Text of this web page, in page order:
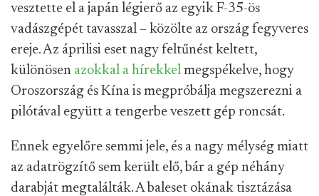
vesztette el a japán légierő az egyik F-35-ös
vadászgépét tavasszal – közölte az ország fegyveres
ereje. Az áprilisi eset nagy feltűnést keltett,
különösen azokkal a hírekkel megspékelve, hogy
Oroszország és Kína is megpróbálja megszerezni a
pilótával együtt a tengerbe veszett gép roncsát.
Ennek egyelőre semmi jele, és a nagy mélység miatt
az adatrögzítő sem került elő, bár a gép néhány
darabját megtalálták. A baleset okának tisztázása